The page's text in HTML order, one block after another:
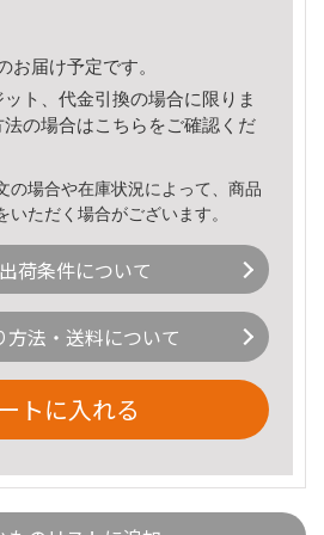
お届け予定です。
ト、代金引換の場合に限りま
の場合はこちら をご確認くだ
の場合や在庫状況によって、商品
いただく場合がございます。
荷条件について
方法・送料について
トに入れる